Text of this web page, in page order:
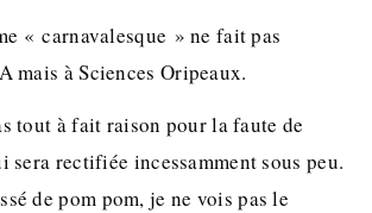
« carnavalesque » ne fait pas
mais à Sciences Oripeaux.
tout à fait raison pour la faute de
sera rectifiée incessamment sous peu.
de pom pom, je ne vois pas le